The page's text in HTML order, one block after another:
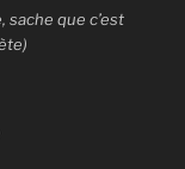
sache que c’est